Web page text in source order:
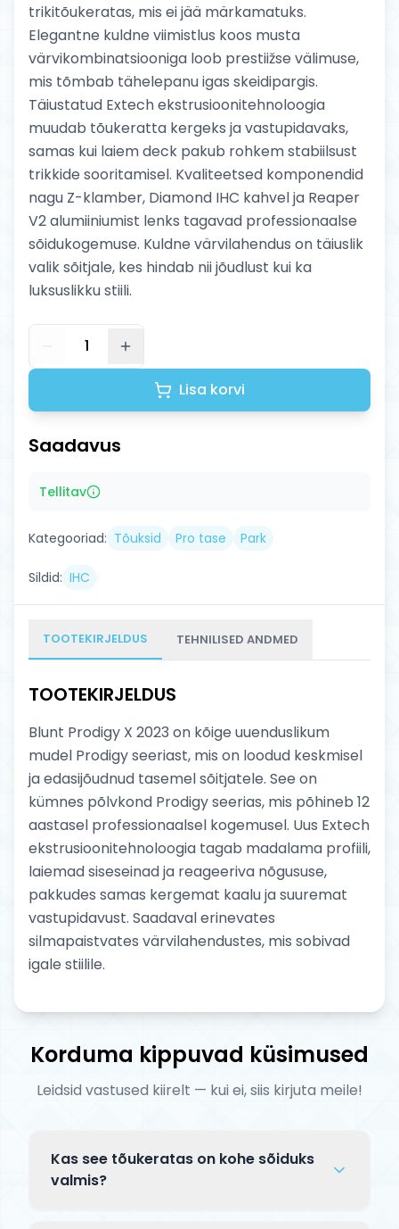
trikitõukeratas, mis ei jää märkamatuks.
Elegantne kuldne viimistlus koos musta
värvikombinatsiooniga loob prestiižse välimuse,
mis tõmbab tähelepanu igas skeidipargis.
Täiustatud Extech ekstrusioonitehnoloogia
muudab tõukeratta kergeks ja vastupidavaks,
samas kui laiem deck pakub rohkem stabiilsust
trikkide sooritamisel. Kvaliteetsed komponendid
nagu Z-klamber, Diamond IHC kahvel ja Reaper
V2 alumiiniumist lenks tagavad professionaalse
sõidukogemuse. Kuldne värvilahendus on täiuslik
valik sõitjale, kes hindab nii jõudlust kui ka
luksuslikku stiili.
1
Lisa korvi
Saadavus
Tellitav
Kategooriad: Tõuksid Pro tase Park
Sildid: IHC
TOOTEKIRJELDUS TEHNILISED ANDMED
TOOTEKIRJELDUS
Blunt Prodigy X 2023 on kõige uuenduslikum
mudel Prodigy seeriast, mis on loodud keskmisel
ja edasijõudnud tasemel sõitjatele. See on
kümnes põlvkond Prodigy seerias, mis põhineb 12
aastasel professionaalsel kogemusel. Uus Extech
ekstrusioonitehnoloogia tagab madalama profiili,
laiemad siseseinad ja reageeriva nõgususe,
pakkudes samas kergemat kaalu ja suuremat
vastupidavust. Saadaval erinevates
silmapaistvates värvilahendustes, mis sobivad
igale stiilile.
Korduma kippuvad küsimused
Leidsid vastused kiirelt — kui ei, siis kirjuta meile!
Kas see tõukeratas on kohe sõiduks
valmis?